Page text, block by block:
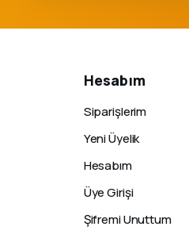
Hesabım
Siparişlerim
Yeni Üyelik
Hesabım
Üye Girişi
Şifremi Unuttum